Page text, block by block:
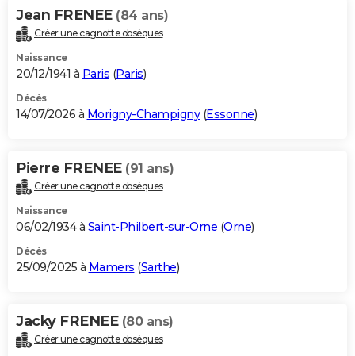
Alimentation
Guide de la santé
Maladies
Médicaments
Sommeil
VOYAGE
Destinations
City break
Voyage nature
Voyage de noces
Forum
Climat
+PHOTO
GUIDES D'ACHAT
BONS PLANS
Carte de Noël
Carte Bonne année
Carte Saint-Valentin
Carte Pâques
Carte d'anniversaire
DICTIONNAIRE
Dictionnaire
Biographies
Citations
Expressions
Proverbes
PROGRAMME TV
S'inscrire
Se connecter
Lycées
Collèges
Primaires
Universités
Entreprises
Service militaire
Avis de recherche
AVIS DE DÉCÈS
Bricolage
Lifestyle
Culture
Sport
Auto
Television
Voyage
Cinema
Jean FRENEE (84 ans)
Créer une cagnotte obsèques
Naissance
20/12/1941 à Paris (Paris)
Décès
14/07/2026 à Morigny-Champigny(Essonne)
Pierre FRENEE (91 ans)
Créer une cagnotte obsèques
Naissance
06/02/1934 à Saint-Philbert-sur-Orne (Orne)
Décès
25/09/2025 à Mamers (Sarthe)
Jacky FRENEE (80 ans)
Créer une cagnotte obsèques